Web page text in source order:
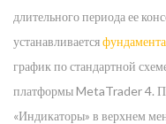
длительного периода ее
устанавливается
график по стандартной
платформы MetaTrader 4.
«Индикаторы» в верхнем